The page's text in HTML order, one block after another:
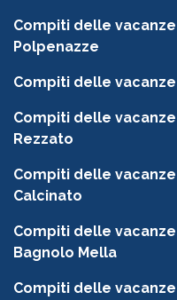
Compiti delle
Polpenazze
Compiti delle
Compiti delle
Rezzato
Compiti delle
Calcinato
Compiti delle
Bagnolo Mella
Compiti delle